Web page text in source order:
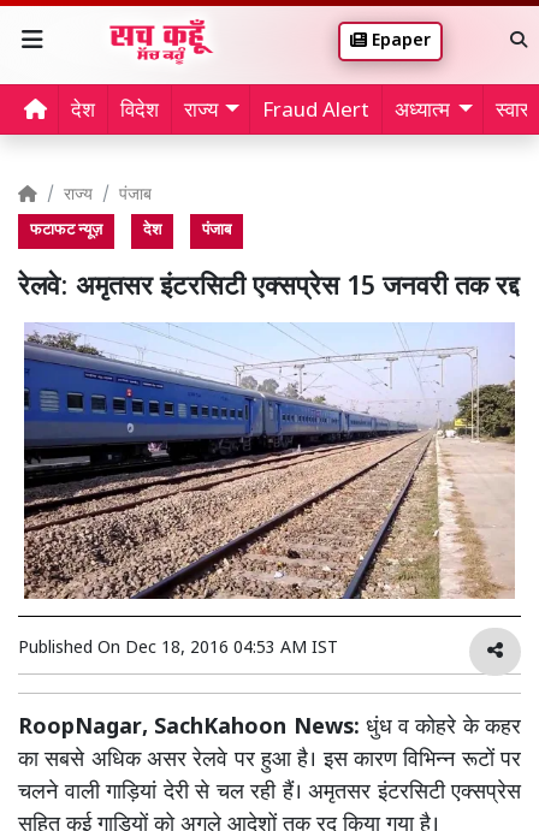
Epaper
देश विदेश राज्य Fraud Alert अध्यात्म
राज्य पंजाब
फटाफट न्यूज़ देश पंजाब
रेलवे: अमृतसर इंटरसिटी एक्सप्रेस 15 जनवरी तक रद्द
Published On Dec 18, 2016 04:53 AM IST
RoopNagar, SachKahoon News: धुंध व कोहरे के कहर
का सबसे अधिक असर रेलवे पर हुआ है। इस कारण विभिन्न रूटों पर
चलने वाली गाड़ियां देरी से चल रही हैं। अमृतसर इंटरसिटी एक्सप्रेस
सहित कई गाड़ियों को अगले आदेशों तक रद किया गया है।